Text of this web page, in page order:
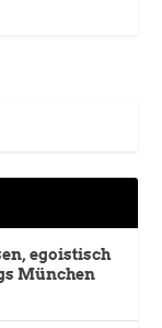
egoistisch
München